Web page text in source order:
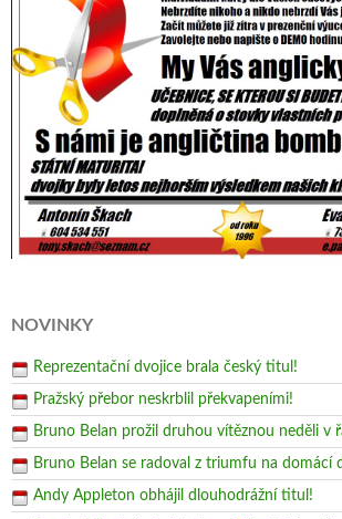
NOVINKY
Reprezentační dvojice brala český titul!
Pražský přebor neskrblil překvapeními!
Bruno Belan prožil druhou vítěznou neděli v
Bruno Belan se radoval z triumfu na domácí
Andy Appleton obhájil dlouhodrážní titul!